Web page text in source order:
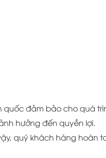
quốc đảm bảo cho quá
hưởng đến quyền lợi.
quý khách hàng hoàn